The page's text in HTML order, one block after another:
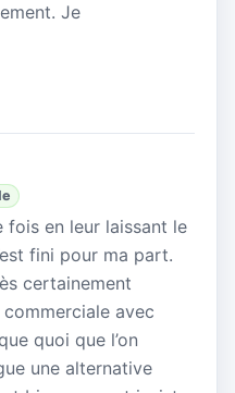
Je
fois en leur laissant le
fini pour ma part.
certainement
avec
quoi que l’on
une alternative